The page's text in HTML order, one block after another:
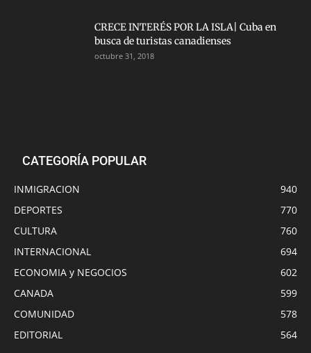
CRECE INTERÉS POR LA ISLA| Cuba en
busca de turistas canadienses
octubre 31, 2018
CATEGORÍA POPULAR
INMIGRACION
940
DEPORTES
770
CULTURA
760
INTERNACIONAL
694
ECONOMIA y NEGOCIOS
602
CANADA
599
COMUNIDAD
578
EDITORIAL
564